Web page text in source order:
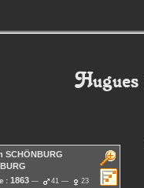
Hugues
SCHÖNBURG
: 1863 41 23